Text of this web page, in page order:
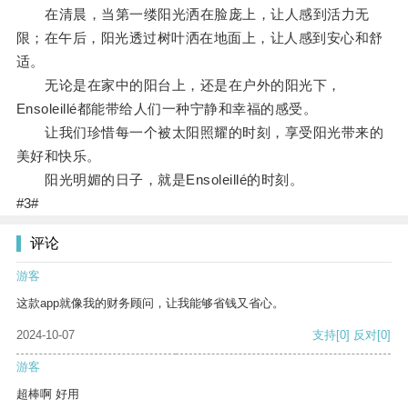
在清晨，当第一缕阳光洒在脸庞上，让人感到活力无
限；在午后，阳光透过树叶洒在地面上，让人感到安心和舒
适。
无论是在家中的阳台上，还是在户外的阳光下，
Ensoleillé都能带给人们一种宁静和幸福的感受。
让我们珍惜每一个被太阳照耀的时刻，享受阳光带来的
美好和快乐。
阳光明媚的日子，就是Ensoleillé的时刻。
#3#
评论
游客
这款app就像我的财务顾问，让我能够省钱又省心。
2024-10-07 支持[0] 反对[0]
游客
超棒啊 好用